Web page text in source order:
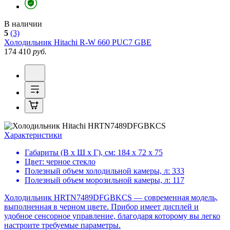
В наличии
5 (3)
Холодильник Hitachi R-W 660 PUC7 GBE
174 410 руб.
Характеристики
Габариты (В х Ш х Г), см: 184 х 72 х 75
Цвет: черное стекло
Полезный объем холодильной камеры, л: 333
Полезный объем морозильной камеры, л: 117
Холодильник HRTN7489DFGBKCS — современная модель,
выполненная в черном цвете. Прибор имеет дисплей и
удобное сенсорное управление, благодаря которому вы легко
настроите требуемые параметры.